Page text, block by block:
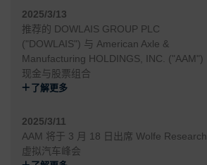
2025/3/13
推荐的 DOWLAIS GROUP PLC
("DOWLAIS") 与 American Axle &
Manufacturing HOLDINGS, INC. ("AAM")
现金与股票组合
了解更多
2025/3/11
AAM 将于 3 月 18 日出席 Wolfe Research
虚拟汽车峰会